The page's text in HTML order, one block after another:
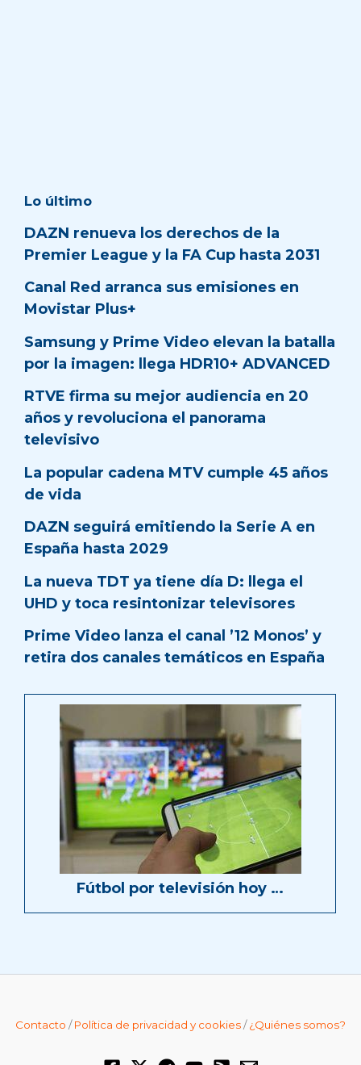
Lo último
DAZN renueva los derechos de la
Premier League y la FA Cup hasta 2031
Canal Red arranca sus emisiones en
Movistar Plus+
Samsung y Prime Video elevan la batalla
por la imagen: llega HDR10+ ADVANCED
RTVE firma su mejor audiencia en 20
años y revoluciona el panorama
televisivo
La popular cadena MTV cumple 45 años
de vida
DAZN seguirá emitiendo la Serie A en
España hasta 2029
La nueva TDT ya tiene día D: llega el
UHD y toca resintonizar televisores
Prime Video lanza el canal ’12 Monos’ y
retira dos canales temáticos en España
Fútbol por televisión hoy …
Contacto /Política de privacidad y cookies/¿Quiénes somos?